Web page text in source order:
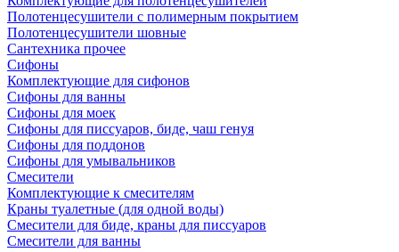
Полотенцесушители с полимерным покрытием
Полотенцесушители шовные
Сантехника прочее
Сифоны
Комплектующие для сифонов
Сифоны для ванны
Сифоны для моек
Сифоны для писсуаров, биде, чаш генуя
Сифоны для поддонов
Сифоны для умывальников
Смесители
Комплектующие к смесителям
Краны туалетные (для одной воды)
Смесители для биде, краны для писсуаров
Смесители для ванны